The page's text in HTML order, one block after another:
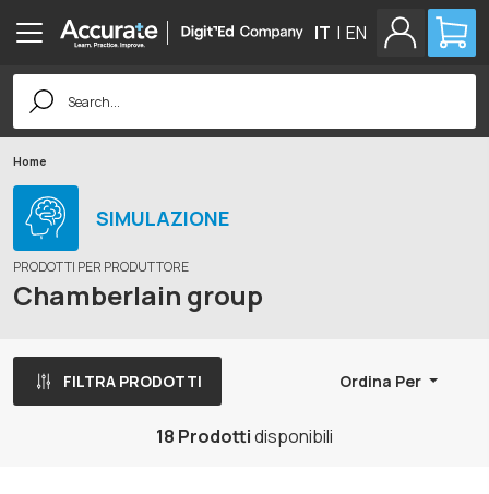
IT | EN
Search
for:
Home
SIMULAZIONE
PRODOTTI PER PRODUTTORE
Chamberlain group
FILTRA PRODOTTI Ordina Per
18 Prodottidisponibili